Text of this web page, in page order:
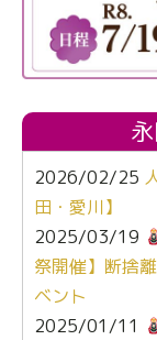
2026/02/25
田・愛川】
2025/03/19
祭開催】断捨
ベント
2025/01/11